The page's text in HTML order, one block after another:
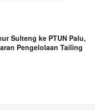
Sulteng ke PTUN Palu,
Pengelolaan Tailing